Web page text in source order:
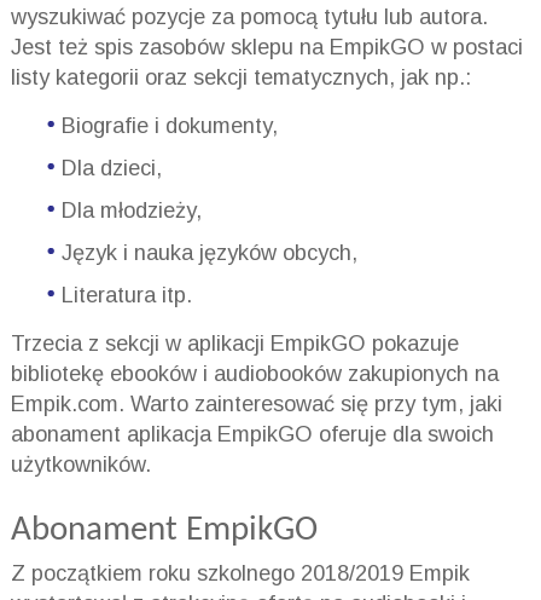
wyszukiwać pozycje za pomocą tytułu lub autora.
Jest też spis zasobów sklepu na EmpikGO w postaci
listy kategorii oraz sekcji tematycznych, jak np.:
Biografie i dokumenty,
Dla dzieci,
Dla młodzieży,
Język i nauka języków obcych,
Literatura itp.
Trzecia z sekcji w aplikacji EmpikGO pokazuje
bibliotekę ebooków i audiobooków zakupionych na
Empik.com. Warto zainteresować się przy tym, jaki
abonament aplikacja EmpikGO oferuje dla swoich
użytkowników.
Abonament EmpikGO
Z początkiem roku szkolnego 2018/2019 Empik